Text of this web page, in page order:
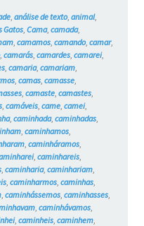
, análise de texto, animal,
Gatos, Cama, camada,
, camamos, camando, camar,
, camarás, camardes, camarei,
, camaria, camariam,
, camas, camasse,
, camaste, camastes,
, camáveis, came, camei,
, caminhada, caminhadas,
, caminhamos,
, caminháramos,
, caminhareis,
, caminharia, caminhariam,
, caminharmos, caminhas,
, caminhássemos, caminhasses,
, caminhávamos,
, caminheis, caminhem,